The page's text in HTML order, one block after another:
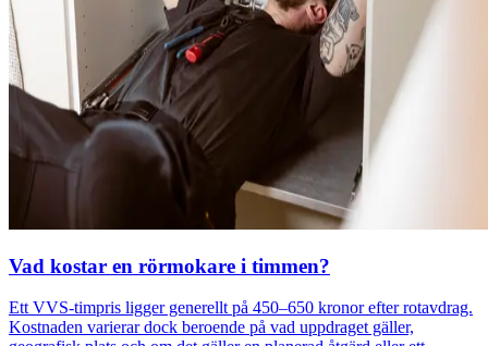
Vad kostar en rörmokare i timmen?
Ett VVS-timpris ligger generellt på 450–650 kronor efter rotavdrag.
Kostnaden varierar dock beroende på vad uppdraget gäller,